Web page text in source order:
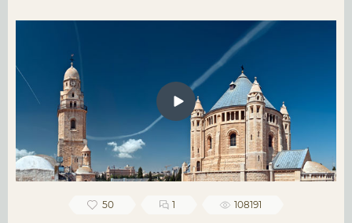
50 1 108191